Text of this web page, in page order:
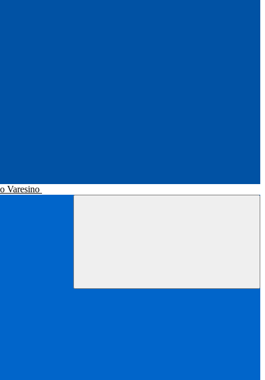
Varesino